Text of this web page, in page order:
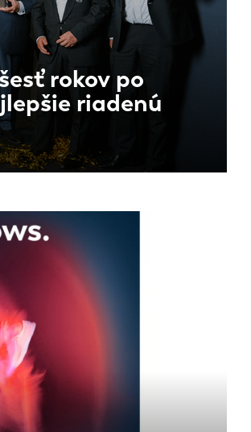
rokov po
riadenú